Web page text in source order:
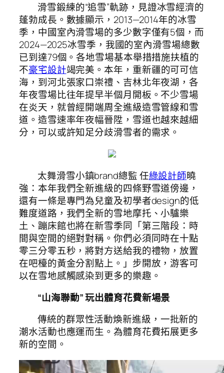
滑雪鍛練的“追雪”軌跡，見證冰雪經濟的
蓬勃成長。數據顯示，2013—2014年的冰雪
季，中國室內滑雪場的多少數字僅有5個，而
2024—2025冰雪季，我國的室內滑雪場總數
已到達79個。各地雪場基本舉措措施扶植的
不豪宅設計竭完美。本年，重新疆的可可信
海，到河北張家口崇禮、吉林北年夜湖，各
年夜雪場比往年提早半個月開板。不少雪場
在炎天，就曾經開端周全進級造雪管線和雪
道。造雪速率年夜幅晉陞，雪道也越來越細
分，可以或許知足分歧滑雪者的需求。
太舞滑雪小鎮brand總監 任綠設計師曉
強：本年我們全新進級的四條野雪道傍邊，
還有一條是專門為兒童及初學者design的低
難度道路，我們全新的雪地摩托、小驢樂
土、蹦床館也將在新雪季同「第三階段：時
間與空間的絕對對稱。你們必須同時在十點
零三分零五秒，將對方送給我的禮物，放置
在吧檯的黃金分割點上。」步開放，游客可
以在雪地感觸感染到更多的樂趣。
“山海聯動” 玩出體育花費新場景
傳統的群眾性活動煥新進級，一批新的
潮水活動也應運而生。為體育花費拓展更多
新的空間。